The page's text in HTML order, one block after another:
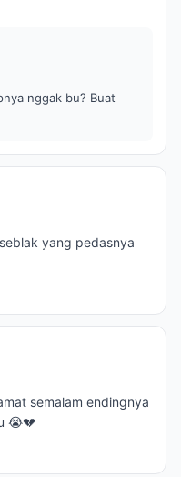
nggak bu? Buat
yang pedasnya
semalam endingnya
😭💔